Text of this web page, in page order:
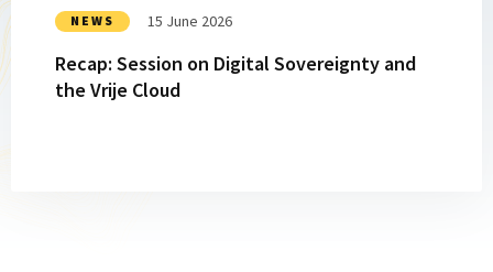
NEWS 15 June 2026
Recap: Session on Digital Sovereignty and
the Vrije Cloud
Vrije
Cloud